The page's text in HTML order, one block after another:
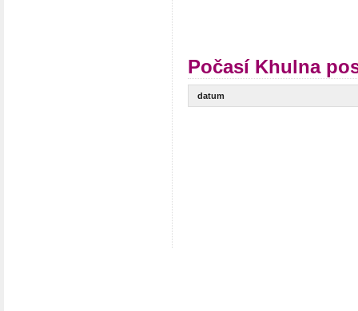
Počasí Khulna
datum